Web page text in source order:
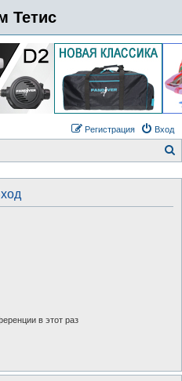
Тетис
Вход
Регистрация
в этот раз